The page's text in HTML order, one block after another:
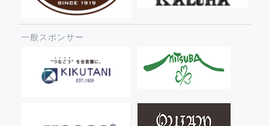
一般スポンサー